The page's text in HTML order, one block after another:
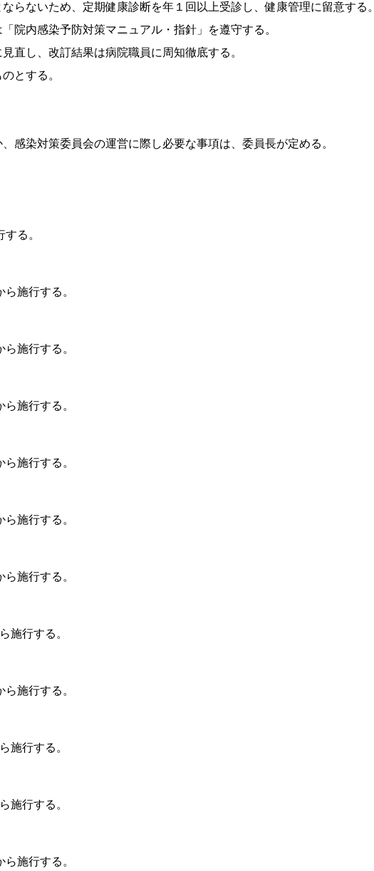
らないため、定期健康診断を年１回以上受診し、健康管理に留意する。
院内感染予防対策マニュアル・指針」を遵守する。
直し、改訂結果は病院職員に周知徹底する。
とする。
感染対策委員会の運営に際し必要な事項は、委員長が定める。
る。
施行する。
施行する。
施行する。
施行する。
施行する。
施行する。
施行する。
施行する。
施行する。
施行する。
施行する。